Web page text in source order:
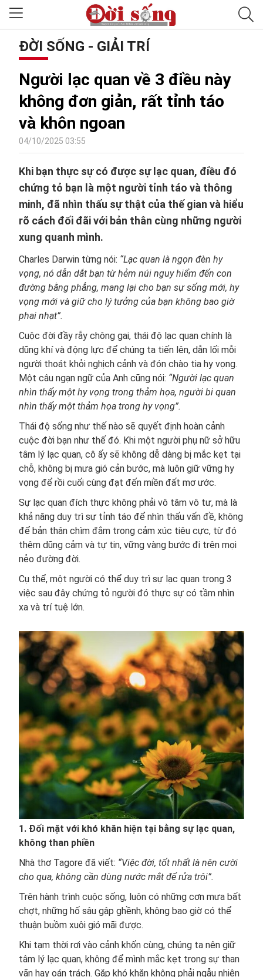
ĐỜI SỐNG - GIẢI TRÍ
Người lạc quan về 3 điều này
không đơn giản, rất tỉnh táo
và khôn ngoan
04/10/2025 03:55
Khi bạn thực sự có được sự lạc quan, điều đó
chứng tỏ bạn là một người tỉnh táo và thông
minh, đã nhìn thấu sự thật của thế gian và hiểu
rõ cách đối đãi với bản thân cùng những người
xung quanh mình.
Charles Darwin từng nói: “Lạc quan là ngọn đèn hy
vọng, nó dẫn dắt bạn từ hẻm núi nguy hiểm đến con
đường bằng phẳng, mang lại cho bạn sự sống mới, hy
vọng mới và giữ cho lý tưởng của bạn không bao giờ
phai nhạt”.
Cuộc đời đầy rẫy chông gai, thái độ lạc quan chính là
dũng khí và động lực để chúng ta tiến lên, dẫn lối mỗi
người thoát khỏi nghịch cảnh và đón chào tia hy vọng.
Một câu ngạn ngữ của Anh cũng nói: “Người lạc quan
nhìn thấy một hy vọng trong thảm họa, người bi quan
nhìn thấy một thảm họa trong hy vọng”.
Thái độ sống như thế nào sẽ quyết định hoàn cảnh
cuộc đời bạn như thế đó. Khi một người phụ nữ sở hữu
tâm lý lạc quan, cô ấy sẽ không dễ dàng bị mắc kẹt tại
chỗ, không bị mưa gió cản bước, mà luôn giữ vững hy
vọng để rồi cuối cùng đạt đến miền đất mơ ước.
Sự lạc quan đích thực không phải vô tâm vô tư, mà là
khả năng duy trì sự tỉnh táo để nhìn thấu vấn đề, không
để bản thân chìm đắm trong cảm xúc tiêu cực, từ đó
thêm dũng cảm và tự tin, vững vàng bước đi trên mọi
nẻo đường đời.
Cụ thể, một người có thể duy trì sự lạc quan trong 3
việc sau đây chứng tỏ người đó thực sự có tầm nhìn
xa và trí tuệ lớn.
1. Đối mặt với khó khăn hiện tại bằng sự lạc quan,
không than phiền
Nhà thơ Tagore đã viết: “Việc đời, tốt nhất là nên cười
cho qua, không cần dùng nước mắt để rửa trôi”.
Trên hành trình cuộc sống, luôn có những cơn mưa bất
chợt, những hố sâu gập ghềnh, không bao giờ có thể
thuận buồm xuôi gió mãi được.
Khi tạm thời rơi vào cảnh khốn cùng, chúng ta nên giữ
tâm lý lạc quan, không để mình mắc kẹt trong sự than
vãn hay oán trách. Gặp khó khăn không phải ngẫu nhiên